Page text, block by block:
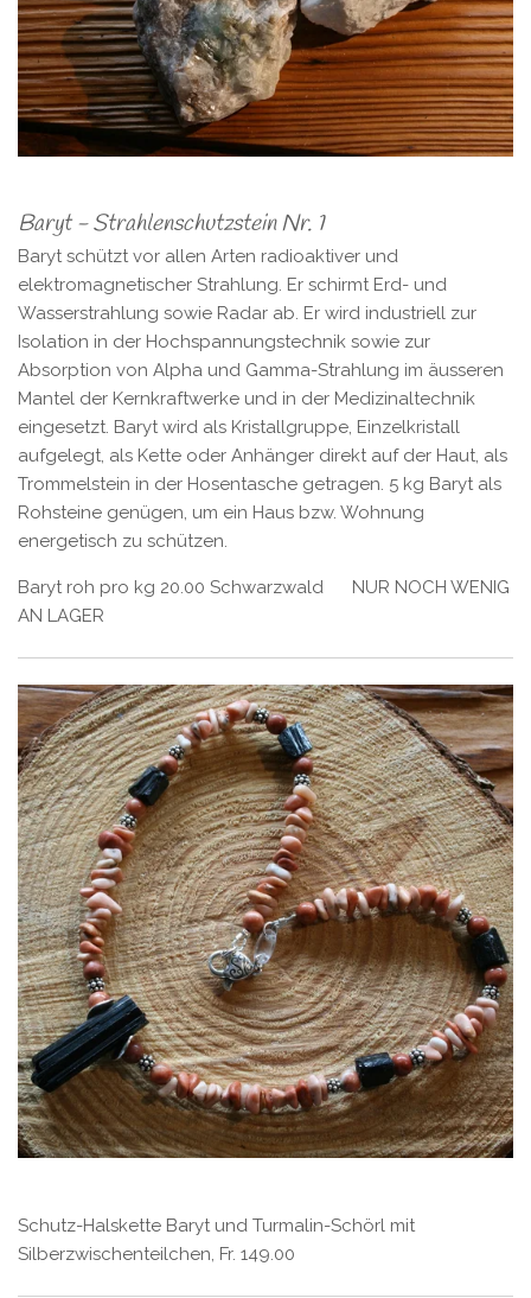
Baryt - Strahlenschutzstein Nr. 1
Baryt schützt vor allen Arten radioaktiver und
elektromagnetischer Strahlung. Er schirmt Erd- und
Wasserstrahlung sowie Radar ab. Er wird industriell zur
Isolation in der Hochspannungstechnik sowie zur
Absorption von Alpha und Gamma-Strahlung im äusseren
Mantel der Kernkraftwerke und in der Medizinaltechnik
eingesetzt. Baryt wird als Kristallgruppe, Einzelkristall
aufgelegt, als Kette oder Anhänger direkt auf der Haut, als
Trommelstein in der Hosentasche getragen. 5 kg Baryt als
Rohsteine genügen, um ein Haus bzw. Wohnung
energetisch zu schützen.
Baryt roh pro kg 20.00 Schwarzwald NUR NOCH WENIG
AN LAGER
Schutz-Halskette Baryt und Turmalin-Schörl mit
Silberzwischenteilchen, Fr. 149.00